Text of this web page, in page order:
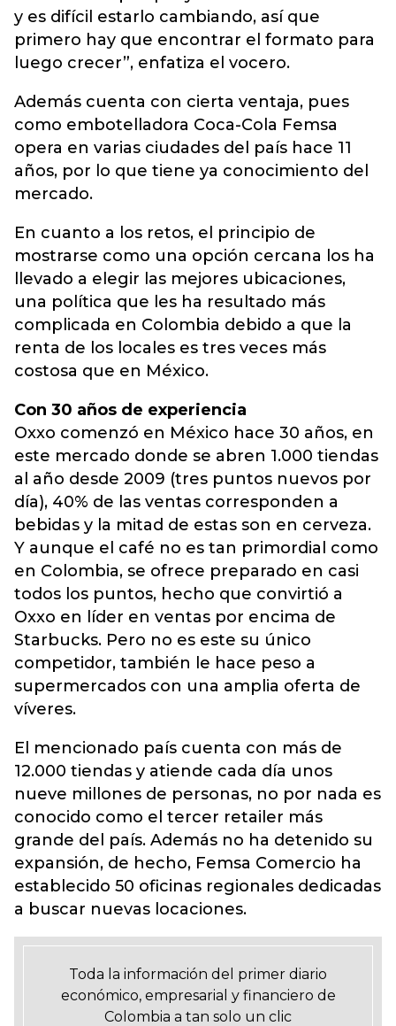
y es difícil estarlo cambiando, así que
primero hay que encontrar el formato para
luego crecer”, enfatiza el vocero.
Además cuenta con cierta ventaja, pues
como embotelladora Coca-Cola Femsa
opera en varias ciudades del país hace 11
años, por lo que tiene ya conocimiento del
mercado.
En cuanto a los retos, el principio de
mostrarse como una opción cercana los ha
llevado a elegir las mejores ubicaciones,
una política que les ha resultado más
complicada en Colombia debido a que la
renta de los locales es tres veces más
costosa que en México.
Con 30 años de experiencia
Oxxo comenzó en México hace 30 años, en
este mercado donde se abren 1.000 tiendas
al año desde 2009 (tres puntos nuevos por
día), 40% de las ventas corresponden a
bebidas y la mitad de estas son en cerveza.
Y aunque el café no es tan primordial como
en Colombia, se ofrece preparado en casi
todos los puntos, hecho que convirtió a
Oxxo en líder en ventas por encima de
Starbucks. Pero no es este su único
competidor, también le hace peso a
supermercados con una amplia oferta de
víveres.
El mencionado país cuenta con más de
12.000 tiendas y atiende cada día unos
nueve millones de personas, no por nada es
conocido como el tercer retailer más
grande del país. Además no ha detenido su
expansión, de hecho, Femsa Comercio ha
establecido 50 oficinas regionales dedicadas
a buscar nuevas locaciones.
Toda la información del primer diario
económico, empresarial y financiero de
Colombia a tan solo un clic